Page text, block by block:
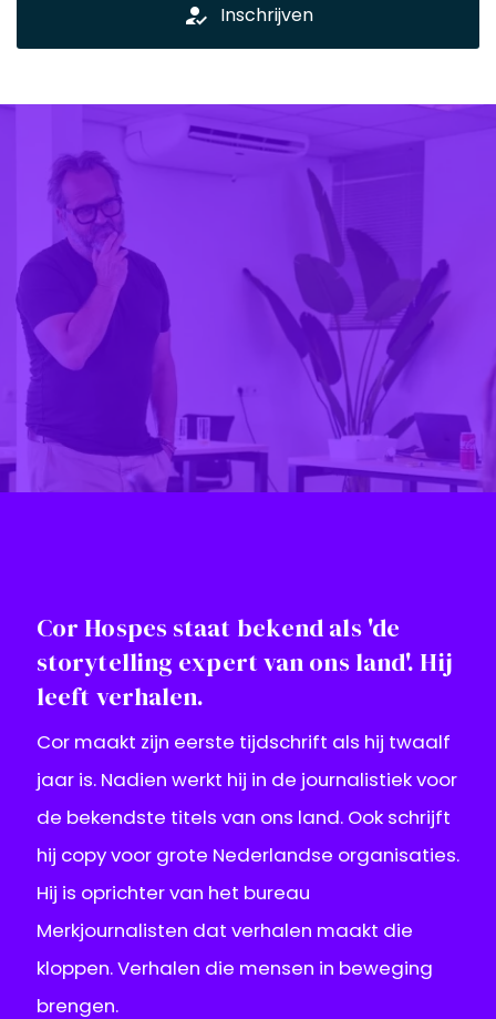
how_to_reg Inschrijven
Cor Hospes staat bekend als 'de
storytelling expert van ons land'. Hij
leeft verhalen.
Cor maakt zijn eerste tijdschrift als hij twaalf
jaar is. Nadien werkt hij in de journalistiek voor
de bekendste titels van ons land. Ook schrijft
hij copy voor grote Nederlandse organisaties.
Hij is oprichter van het bureau
Merkjournalisten dat verhalen maakt die
kloppen. Verhalen die mensen in beweging
brengen.